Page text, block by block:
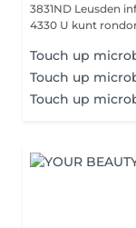
3831ND Leusden info@novapmuenlaserclinic.nl tel. 033 785
4330 U kunt
Touch up
Touch up
Touch up